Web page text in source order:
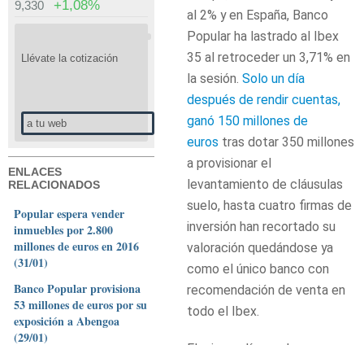
9,330 +1,08%
Llévate la cotización
a tu web
ENLACES
RELACIONADOS
Popular espera vender
inmuebles por 2.800
millones de euros en 2016
(31/01)
Banco Popular provisiona
53 millones de euros por su
exposición a Abengoa
(29/01)
al 2% y en España, Banco
Popular ha lastrado al Ibex
35 al retroceder un 3,71% en
la sesión. Solo un día
después de rendir cuentas,
ganó 150 millones de
euros tras dotar 350 millones
a provisionar el
levantamiento de cláusulas
suelo, hasta cuatro firmas de
inversión han recortado su
valoración quedándose ya
como el único banco con
recomendación de venta en
todo el Ibex.